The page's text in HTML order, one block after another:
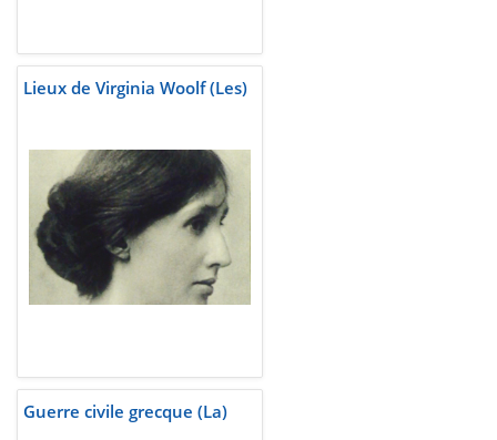
Lieux de Virginia Woolf (Les)
Guerre civile grecque (La)